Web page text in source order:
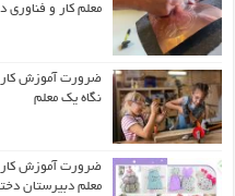
معلم کار و فناوری
ضرورت آموزش کار
نگاه یک معلم
ضرورت آموزش کار
معلم دبیرستان